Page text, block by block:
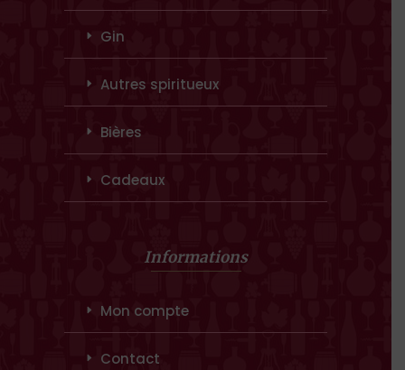
Gin
Autres spiritueux
Bières
Cadeaux
Informations
Mon compte
Contact